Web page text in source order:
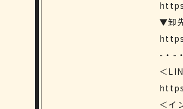
▼卸
-・-
＜
＜イ